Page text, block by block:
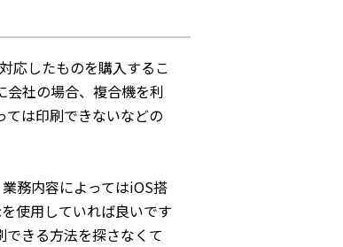
応したものを購入するこ
会社の場合、複合機を利
は印刷できないなどの
務内容によってはiOS搭
使用していれば良いです
きる方法を探さなくて